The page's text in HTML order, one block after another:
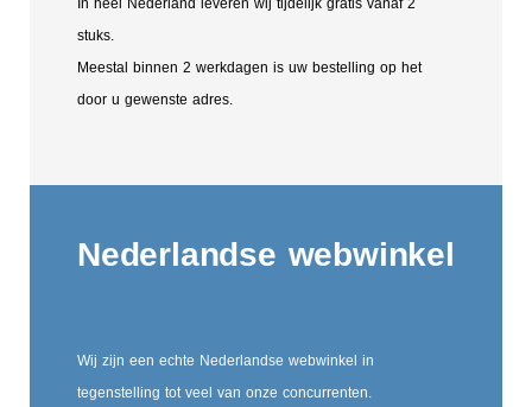
In heel Nederland leveren wij tijdelijk gratis vanaf 2
stuks.
Meestal binnen 2 werkdagen is uw bestelling op het
door u gewenste adres.
Nederlandse webwinkel
Wij zijn een echte Nederlandse webwinkel in
tegenstelling tot veel van onze concurrenten.